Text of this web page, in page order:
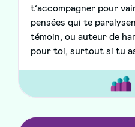
t’accompagner pour
pensées qui te
témoin, ou auteur de
pour toi, surtout si tu